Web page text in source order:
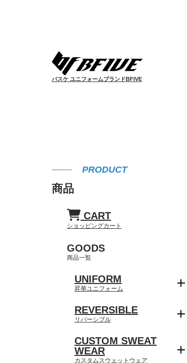
バスケ ユニフォームブランドBFIVE
PRODUCT
商品
CART
ショッピングカート
GOODS
商品一覧
UNIFORM
昇華ユニフォーム
REVERSIBLE
リバーシブル
CUSTOM SWEAT
WEAR
カスタムスウェットウェア